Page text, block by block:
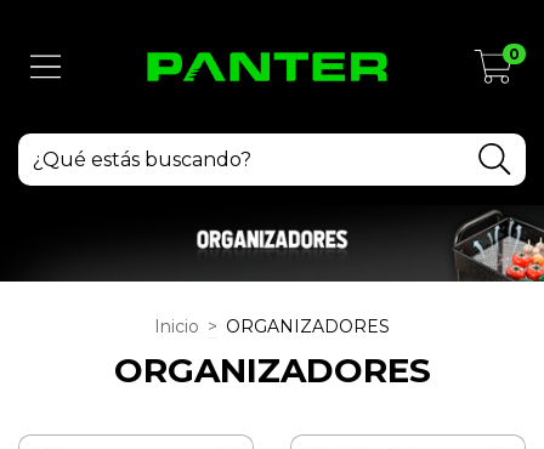
0
Inicio > ORGANIZADORES
ORGANIZADORES